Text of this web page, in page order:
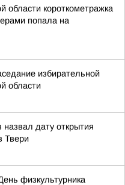
области короткометражка
попала на
избирательной
области
дату открытия
Твери
физкультурника